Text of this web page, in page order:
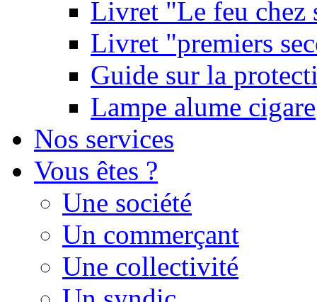
Livret "Le feu chez
Livret "premiers
Guide sur la
Lampe alume cigare
Nos services
Vous êtes ?
Une société
Un commerçant
Une collectivité